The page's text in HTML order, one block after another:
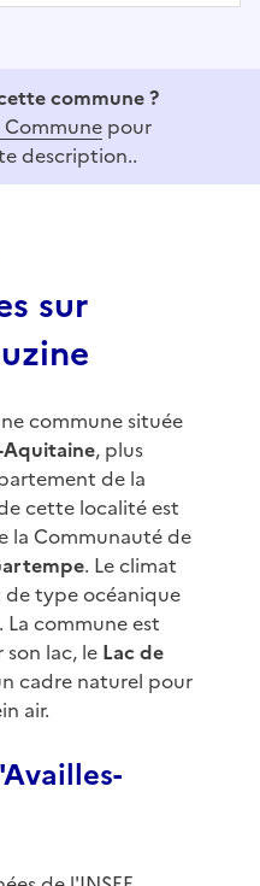
commune ?
Commune pour
description..
sur
commune située
, plus
de la
cette localité est
la Communauté de
. Le climat
de type océanique
La commune est
lac, le Lac de
cadre naturel pour
air.